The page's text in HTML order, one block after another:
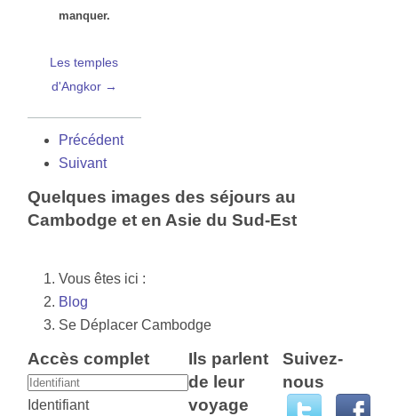
manquer.
Les temples
d'Angkor →
Précédent
Suivant
Quelques images des séjours au
Cambodge et en Asie du Sud-Est
Vous êtes ici :
Blog
Se Déplacer Cambodge
Accès complet
Identifiant
Ils parlent
de leur
voyage
Suivez-
nous